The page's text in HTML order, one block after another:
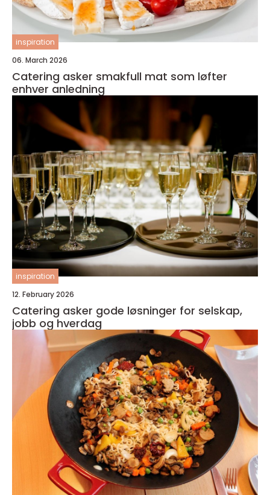
inspiration
06. March 2026
Catering asker smakfull mat som løfter
enhver anledning
inspiration
12. February 2026
Catering asker gode løsninger for selskap,
jobb og hverdag